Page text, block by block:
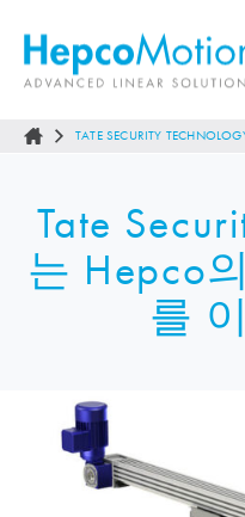
TATE SECURITY
Tate
는 Hepco
를